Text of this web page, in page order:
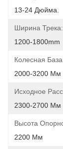
13-24 Дюйма.
Ширина Трека:
1200-1800mm
Колесная
2000-3200 Мм
Исходное
2300-2700 Мм
Высота
2200 Мм